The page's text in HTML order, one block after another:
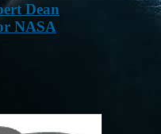
Dean
NASA